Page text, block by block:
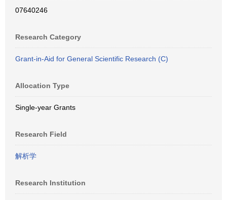
07640246
Research Category
Grant-in-Aid for General Scientific Research (C)
Allocation Type
Single-year Grants
Research Field
解析学
Research Institution